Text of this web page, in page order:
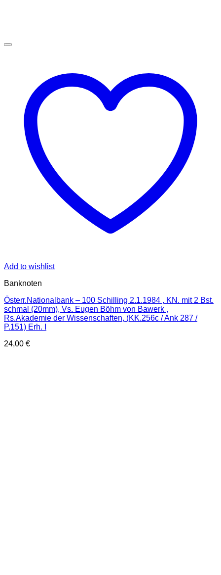
Add to wishlist
Banknoten
Österr.Nationalbank – 100 Schilling 2.1.1984 , KN. mit 2 Bst.
schmal (20mm), Vs. Eugen Böhm von Bawerk ,
Rs.Akademie der Wissenschaften, (KK.256c / Ank 287 /
P.151) Erh. I
24,00 €